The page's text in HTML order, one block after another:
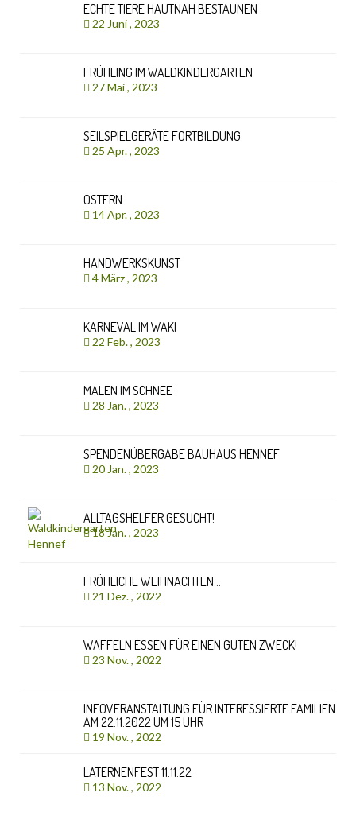
ECHTE TIERE HAUTNAH BESTAUNEN
22 Juni , 2023
FRÜHLING IM WALDKINDERGARTEN
27 Mai , 2023
SEILSPIELGERÄTE FORTBILDUNG
25 Apr. , 2023
OSTERN
14 Apr. , 2023
HANDWERKSKUNST
4 März , 2023
KARNEVAL IM WAKI
22 Feb. , 2023
MALEN IM SCHNEE
28 Jan. , 2023
SPENDENÜBERGABE BAUHAUS HENNEF
20 Jan. , 2023
ALLTAGSHELFER GESUCHT!
18 Jan. , 2023
FRÖHLICHE WEIHNACHTEN…
21 Dez. , 2022
WAFFELN ESSEN FÜR EINEN GUTEN ZWECK!
23 Nov. , 2022
INFOVERANSTALTUNG FÜR INTERESSIERTE FAMILIEN
AM 22.11.2022 UM 15 UHR
19 Nov. , 2022
LATERNENFEST 11.11.22
13 Nov. , 2022